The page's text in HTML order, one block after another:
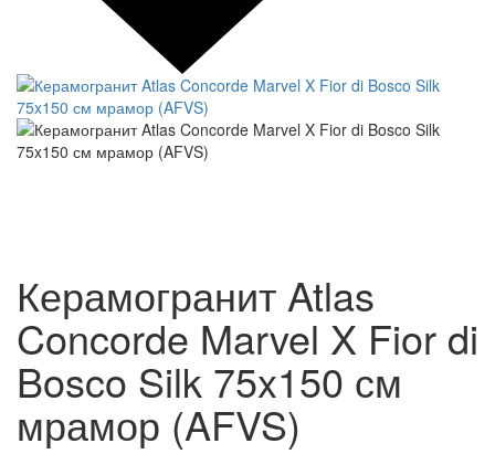
Керамогранит Atlas
Concorde Marvel X Fior di
Bosco Silk 75x150 см
мрамор (AFVS)